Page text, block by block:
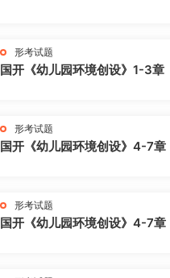
形考试题
国开《幼儿园环境创设》1-3章
形考试题
国开《幼儿园环境创设》4-7章
形考试题
国开《幼儿园环境创设》4-7章